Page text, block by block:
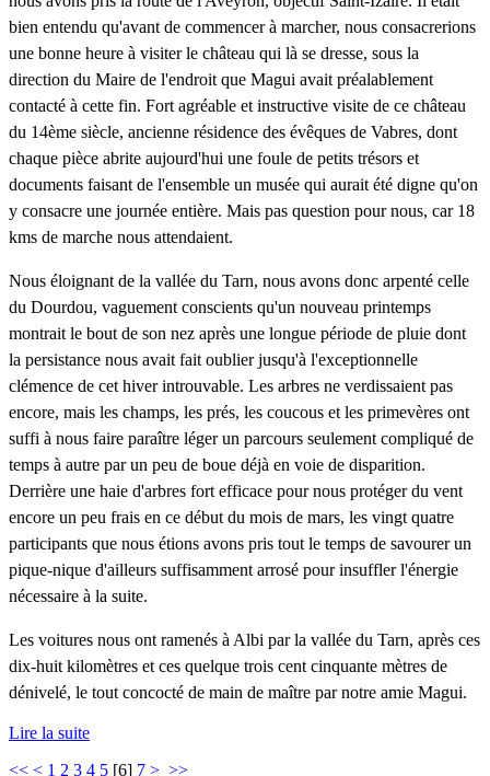
bien entendu qu'avant de commencer à marcher, nous consacrerions
une bonne heure à visiter le château qui là se dresse, sous la
direction du Maire de l'endroit que Magui avait préalablement
contacté à cette fin. Fort agréable et instructive visite de ce château
du 14ème siècle, ancienne résidence des évêques de Vabres, dont
chaque pièce abrite aujourd'hui une foule de petits trésors et
documents faisant de l'ensemble un musée qui aurait été digne qu'on
y consacre une journée entière. Mais pas question pour nous, car 18
kms de marche nous attendaient.
Nous éloignant de la vallée du Tarn, nous avons donc arpenté celle
du Dourdou, vaguement conscients qu'un nouveau printemps
montrait le bout de son nez après une longue période de pluie dont
la persistance nous avait fait oublier jusqu'à l'exceptionnelle
clémence de cet hiver introuvable. Les arbres ne verdissaient pas
encore, mais les champs, les prés, les coucous et les primevères ont
suffi à nous faire paraître léger un parcours seulement compliqué de
temps à autre par un peu de boue déjà en voie de disparition.
Derrière une haie d'arbres fort efficace pour nous protéger du vent
encore un peu frais en ce début du mois de mars, les vingt quatre
participants que nous étions avons pris tout le temps de savourer un
pique-nique d'ailleurs suffisamment arrosé pour insuffler l'énergie
nécessaire à la suite.
Les voitures nous ont ramenés à Albi par la vallée du Tarn, après ces
dix-huit kilomètres et ces quelque trois cent cinquante mètres de
dénivelé, le tout concocté de main de maître par notre amie Magui.
Lire la suite
<< < 1 2 3 4 5 [6] 7 > >>